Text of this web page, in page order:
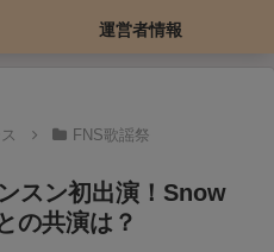
運営者情報
FNS歌謡祭
スン初出演！Snow
の共演は？